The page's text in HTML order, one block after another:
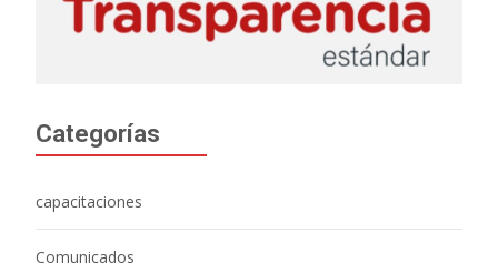
Categorías
capacitaciones
Comunicados